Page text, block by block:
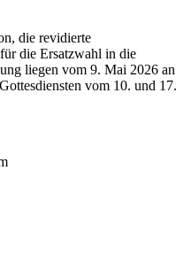
die revidierte
die Ersatzwahl in die
liegen vom 9. Mai 2026 an
vom 10. und 17.